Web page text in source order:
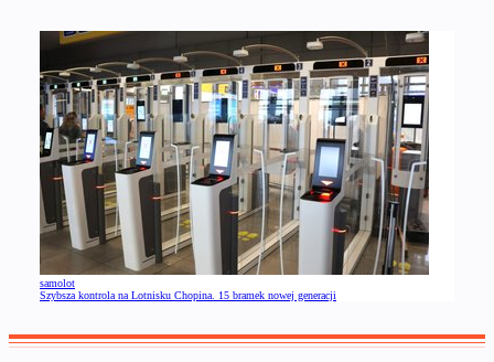
samolot
Szybsza kontrola na Lotnisku Chopina. 15 bramek nowej generacji